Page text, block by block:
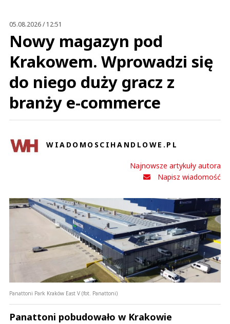
05.08.2026 / 12:51
Nowy magazyn pod
Krakowem. Wprowadzi się
do niego duży gracz z
branży e-commerce
WIADOMOSCIHANDLOWE.PL
Najnowsze artykuły autora
Napisz wiadomość
Panattoni Park Kraków East V (fot. Panattoni)
Panattoni pobudowało w Krakowie